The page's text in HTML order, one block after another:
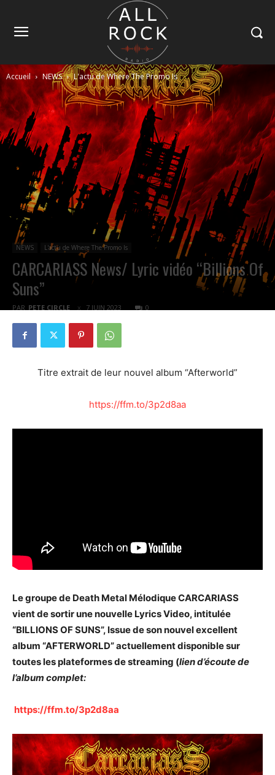
Accueil NEWS L'actu de Where The Promo Is
NEWS L'actu de Where The Promo Is
CARCARIASS News/ Lyric vidéo “Billions Of
Suns”
PAR PETE CIRCLE 7 JUIN 2023 0
Titre extrait de leur nouvel album “Afterworld”
https://ffm.to/3p2d8aa
Le groupe de Death Metal Mélodique CARCARIASS
vient de sortir une nouvelle Lyrics Video, intitulée
“BILLIONS OF SUNS”, Issue de son nouvel excellent
album “AFTERWORLD” actuellement disponible sur
toutes les plateformes de streaming (lien d’écoute de
l’album complet:
https://ffm.to/3p2d8aa